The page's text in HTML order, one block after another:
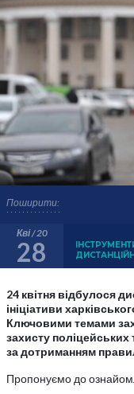
Поширити:
Кві / 20
28
24 квітня відбулося
ініціативи
Ключовими темами
захисту
за дотриманням
Пропонуємо до